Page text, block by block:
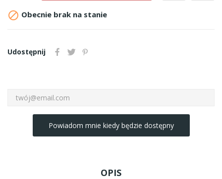
 Obecnie brak na stanie
Udostępnij
Powiadom mnie kiedy będzie dostępny
OPIS